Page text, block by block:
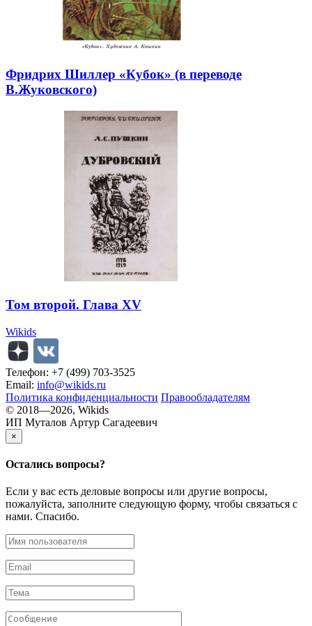
Фридрих Шиллер «Кубок» (в переводе
В.Жуковского)
Том второй. Глава XV
Wikids
Телефон: +7 (499) 703-3525
Email: info@wikids.ru
Политика конфиденциальности Правообладателям
© 2018—2026, Wikids
ИП Муталов Артур Сагадеевич
×
Остались вопросы?
Если у вас есть деловые вопросы или другие вопросы,
пожалуйста, заполните следующую форму, чтобы связаться с
нами. Спасибо.